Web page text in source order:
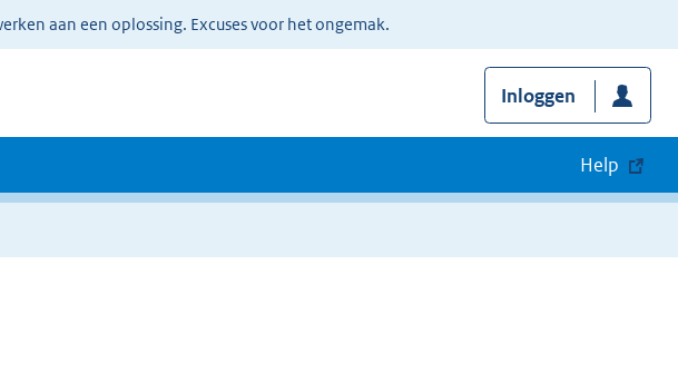
aan een oplossing. Excuses voor het ongemak.
Inloggen
Help